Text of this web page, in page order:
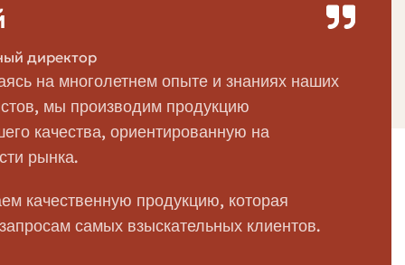
Облицовка, декоративные элементы
используется там, где важна прочность,
при правильной кладке и гидроизоляции.
директор
на многолетнем опыте и знаниях наших
мы производим продукцию
качества, ориентированную на
рынка.
качественную продукцию, которая
самых взыскательных клиентов.